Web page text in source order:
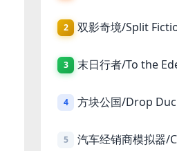
2
3 末日行者/To the
4 方块公国/Drop
5 汽车经销商模拟器/